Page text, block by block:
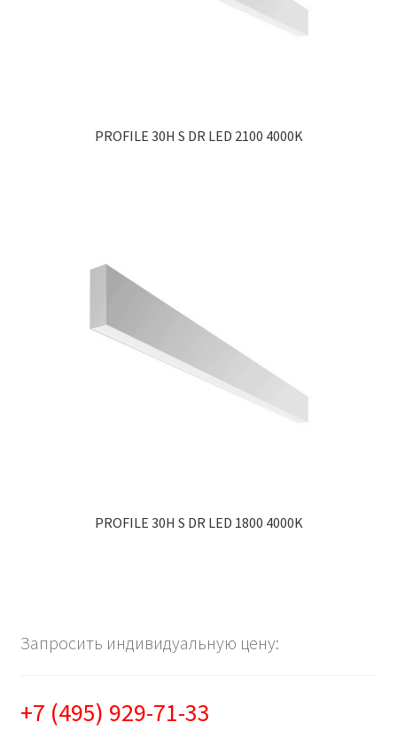
PROFILE 30H S DR LED 2100 4000K
PROFILE 30H S DR LED 1800 4000K
Запросить индивидуальную цену:
+7 (495) 929-71-33